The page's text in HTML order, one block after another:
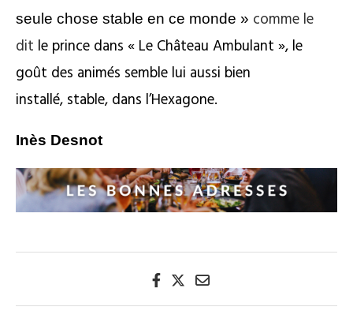
seule chose stable en ce monde » comme le
dit le prince dans « Le Château Ambulant », le
goût des animés semble lui aussi bien
installé, stable, dans l’Hexagone.
Inès Desnot